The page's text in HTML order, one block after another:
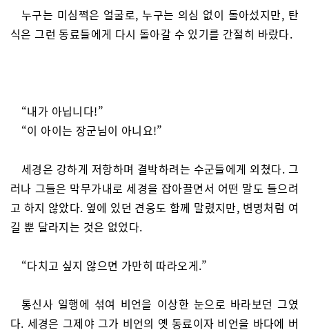
누구는 미심쩍은 얼굴로, 누구는 의심 없이 돌아섰지만, 탄
식은 그런 동료들에게 다시 돌아갈 수 있기를 간절히 바랐다.
“내가 아닙니다!”
“이 아이는 장군님이 아니요!”
세경은 강하게 저항하며 결박하려는 수군들에게 외쳤다. 그
러나 그들은 막무가내로 세경을 잡아끌면서 어떤 말도 들으려
고 하지 않았다. 옆에 있던 견웅도 함께 말렸지만, 변명처럼 여
길 뿐 달라지는 것은 없었다.
“다치고 싶지 않으면 가만히 따라오게.”
통신사 일행에 섞여 비언을 이상한 눈으로 바라보던 그였
다. 세경은 그제야 그가 비언의 옛 동료이자 비언을 바다에 버